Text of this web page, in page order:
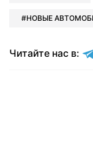
НОВЫЕ
Читайте нас в: